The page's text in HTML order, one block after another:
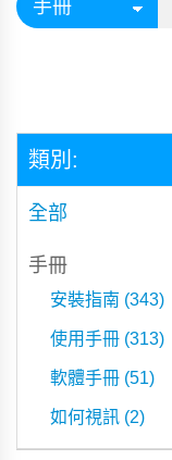
類別:
全部
手冊
安裝指南 (343)
使用手冊 (313)
軟體手冊 (51)
如何視訊 (2)